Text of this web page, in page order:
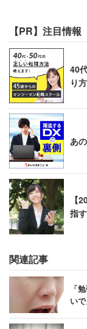
【PR】注目情報
40
り
あ
【
指す
関連記事
「
い